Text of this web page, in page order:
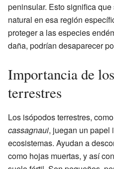
peninsular. Esto significa
natural en esa región
proteger a las especies
daña, podrían desaparecer
Importancia de
terrestres
Los isópodos terrestres,
cassagnaui, juegan un papel
ecosistemas. Ayudan a
como hojas muertas, y así